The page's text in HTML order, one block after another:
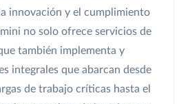
innovación y el cumplimiento
no solo ofrece servicios de
también implementa y
integrales que abarcan desde
de trabajo críticas hasta el